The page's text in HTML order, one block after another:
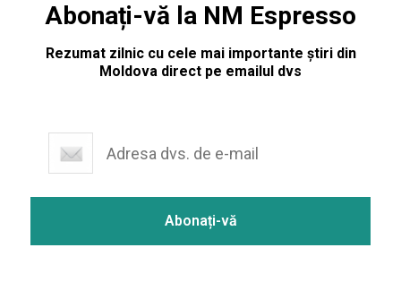
Abonați-vă la NM Espresso
Rezumat zilnic cu cele mai importante știri din
Moldova direct pe emailul dvs